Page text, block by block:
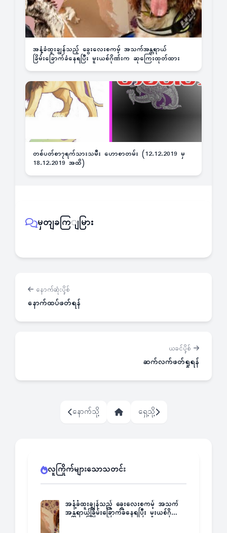
အနံ့ခံထူးချွန်သည့် ခွေးလေးစကမ့် အသက်အန္တရာယ်
ခြိမ်းခြောက်ခံနေရပြီး မူးယစ်ဂိုဏ်းက ဆုကြေးထုတ်ထား
တစ်ပတ်စာ၇ရက်သားသမီး ဟောစာတမ်း (12.12.2019 မှ
18.12.2019 အထိ)
မှတျခကြျမြား
နောက်ဆုံးပို့စ်
နောက်ထပ်ဖတ်ရန်
ယခင်ပို့စ်
ဆက်လက်ဖတ်ရှုရန်
နောက်သို့ ရှေ့သို့
လူကြိုက်များသောသတင်း
အနံ့ခံထူးချွန်သည့် ခွေးလေးစကမ့် အသက်
အန္တရာယ်ခြိမ်းခြောက်ခံနေရပြီး မူးယစ်ဂိုဏ်း